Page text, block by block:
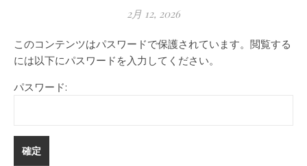
2月 12, 2026
このコンテンツはパスワードで保護されています。閲覧する
には以下にパスワードを入力してください。
パスワード: